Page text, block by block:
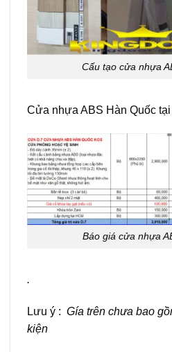
Cấu tạo cửa nhựa
Cửa nhựa ABS Hàn Quốc
Báo giá cửa nhựa
.
Lưu ý : Gía trên chưa bao
kiện